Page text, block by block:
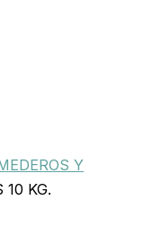
Y
10 KG.